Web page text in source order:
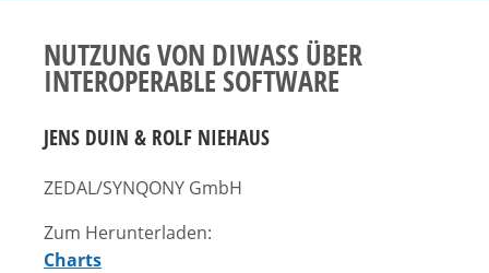
NUTZUNG VON DIWASS ÜBER
INTEROPERABLE SOFTWARE
JENS DUIN & ROLF NIEHAUS
ZEDAL/SYNQONY GmbH
Zum Herunterladen:
Charts